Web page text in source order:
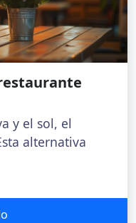
y el sol, el
alternativa